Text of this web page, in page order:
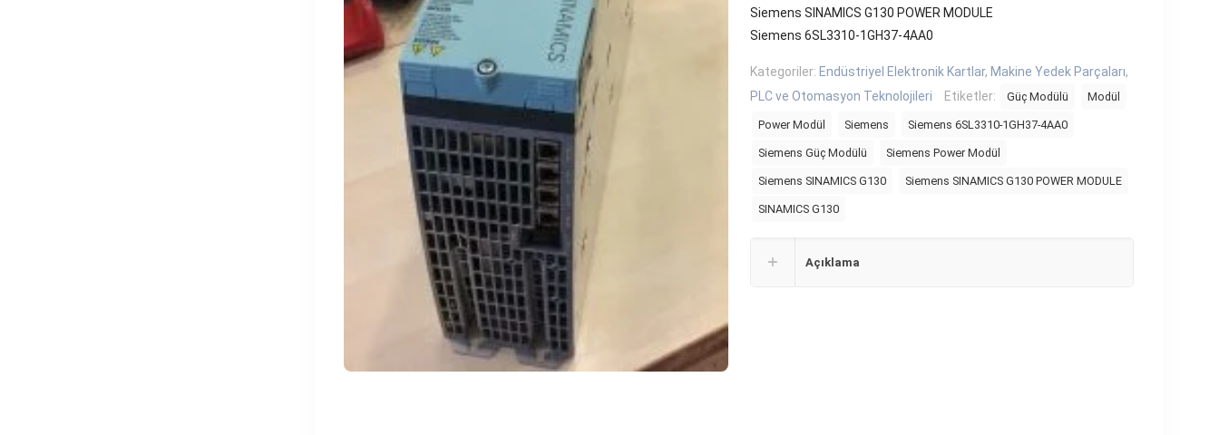
Siemens SINAMICS G130 POWER MODULE
Siemens 6SL3310-1GH37-4AA0
Kategoriler: Endüstriyel Elektronik Kartlar, Makine Yedek Parçaları,
PLC ve Otomasyon Teknolojileri
Etiketler: Güç Modülü Modül
Power Modül Siemens Siemens 6SL3310-1GH37-4AA0
Siemens Güç Modülü Siemens Power Modül
Siemens SINAMICS G130 Siemens SINAMICS G130 POWER MODULE
SINAMICS G130
Açıklama